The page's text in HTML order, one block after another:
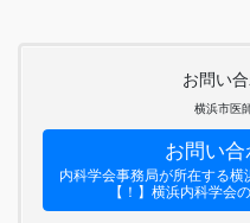
お問い
横浜市医
お問い
内科学会事務局が所在する横
【！】横浜内科学会